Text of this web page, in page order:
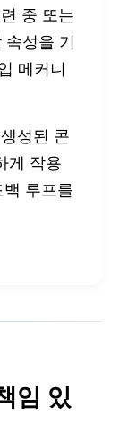
중 또는
속성을 기
메커니
생성된 콘
게 작용
루프를
임 있